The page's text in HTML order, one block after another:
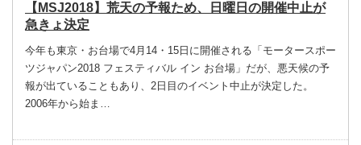
【MSJ2018】荒天の予報ため、日曜日の開催中止が
急きょ決定
今年も東京・お台場で4月14・15日に開催される「モータースポー
ツジャパン2018 フェスティバル イン お台場」だが、悪天候の予
報が出ていることもあり、2日目のイベント中止が決定した。
2006年から始ま…